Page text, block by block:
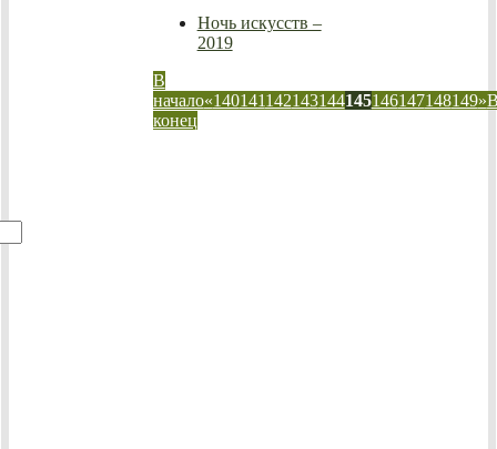
Ночь искусств –
2019
В
начало«140141142143144145146147148149»
конец